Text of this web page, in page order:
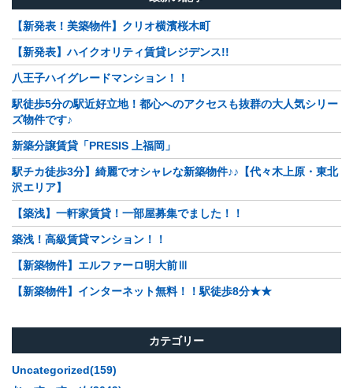
【新発表！美築物件】クリオ横濱桜木町
【新発表】ハイクオリティ賃貸レジデンス!!
八王子ハイグレードマンション！！
駅徒歩5分の駅近好立地！都心へのアクセスも抜群の大人気シリー
ズ物件です♪
新築分譲賃貸「PRESIS 上福岡」
駅チカ徒歩3分】綺麗でオシャレな新築物件♪♪【代々木上原・東北
沢エリア】
【築浅】一軒家賃貸！一部屋募集でました！！
築浅！高級賃貸マンション！！
【新築物件】エルファーロ明大前Ⅲ
【新築物件】インターネット無料！！駅徒歩8分★★
カテゴリー
Uncategorized(159)